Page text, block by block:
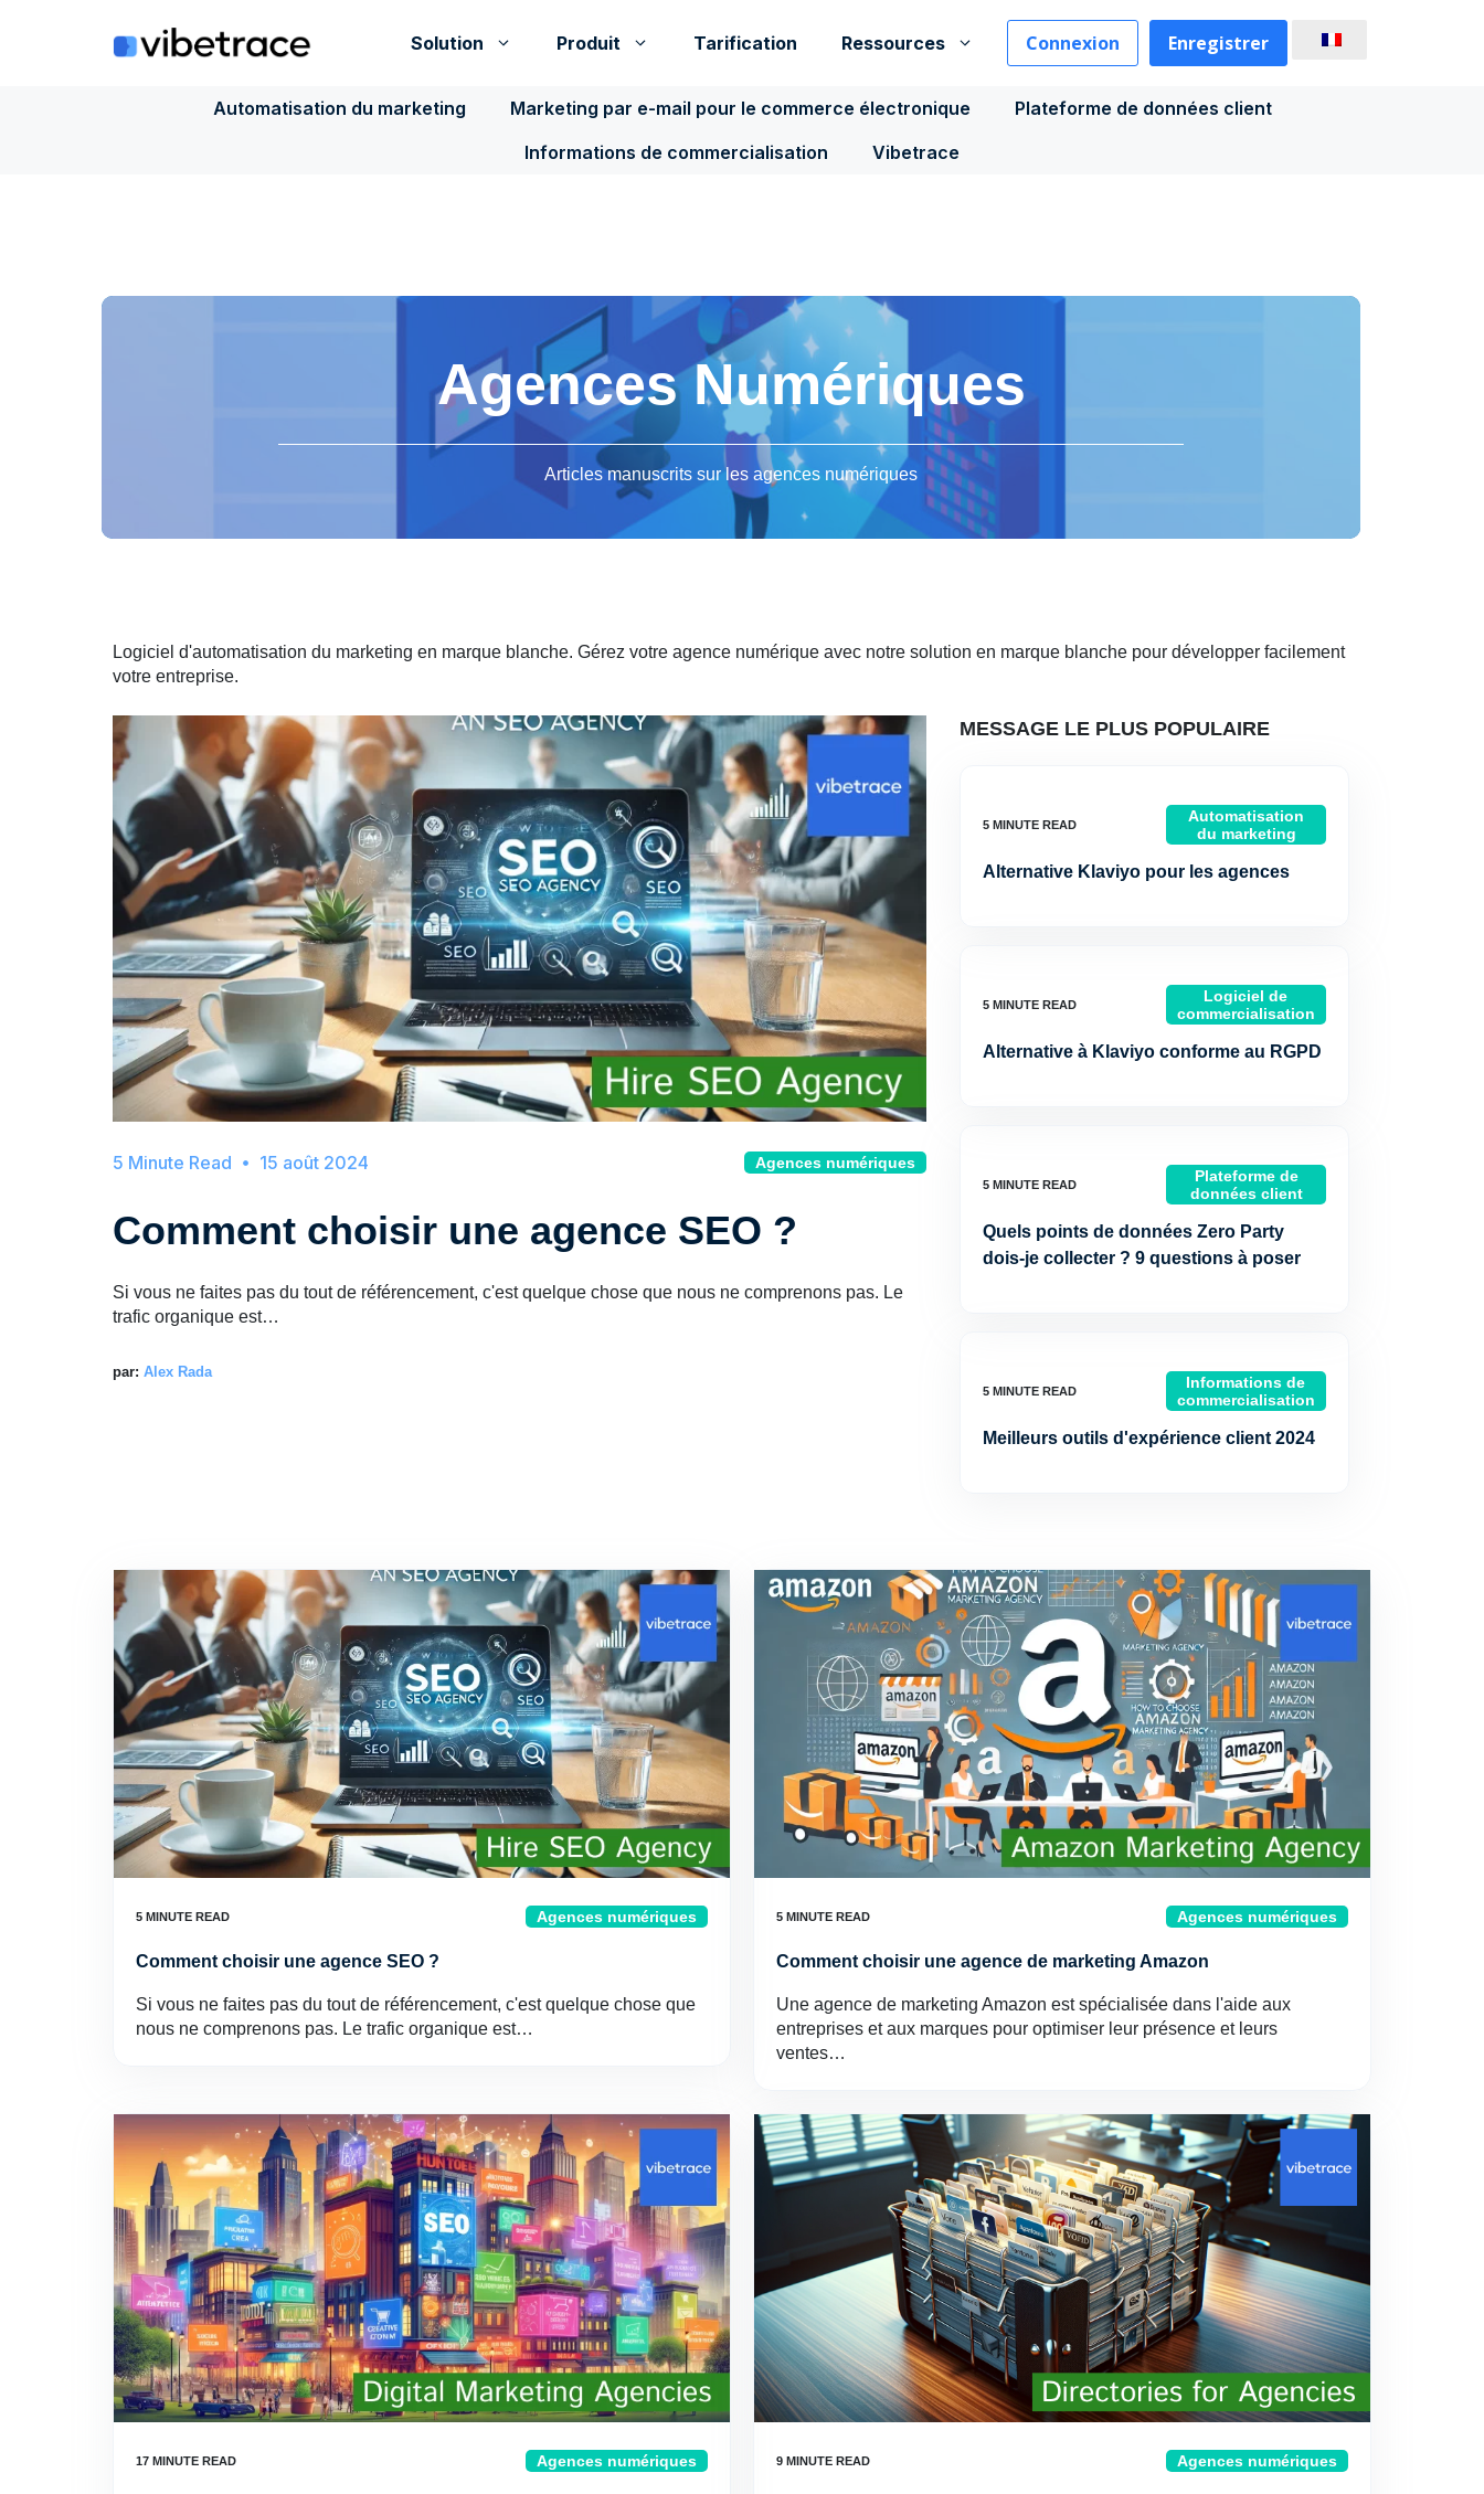
Solution Produit Tarification Ressources Connexion Enregistrer
Automatisation du marketing Marketing par e-mail pour le commerce électronique
Plateforme de données client
Informations de commercialisation
Vibetrace
Agences Numériques
Articles manuscrits sur les agences numériques
Logiciel d'automatisation du marketing en marque blanche. Gérez votre agence numérique avec notre solution en marque blanche pour développer facilement
votre entreprise.
15 août 2024 Agences numériques
Comment choisir une agence SEO ?
Si vous ne faites pas du tout de référencement, c'est quelque chose que nous ne comprenons pas. Le
trafic organique est…
par: Alex Rada
MESSAGE LE PLUS POPULAIRE
Automatisation
du marketing
Alternative Klaviyo pour les agences
Logiciel de
commercialisation
Alternative à Klaviyo conforme au RGPD
Plateforme de
données client
Quels points de données Zero Party
dois-je collecter ? 9 questions à poser
Informations de
commercialisation
Meilleurs outils d'expérience client 2024
Agences numériques
Comment choisir une agence SEO ?
Si vous ne faites pas du tout de référencement, c'est quelque chose que
nous ne comprenons pas. Le trafic organique est…
Agences numériques
Comment choisir une agence de marketing Amazon
Une agence de marketing Amazon est spécialisée dans l'aide aux
entreprises et aux marques pour optimiser leur présence et leurs
ventes…
Agences numériques Agences numériques